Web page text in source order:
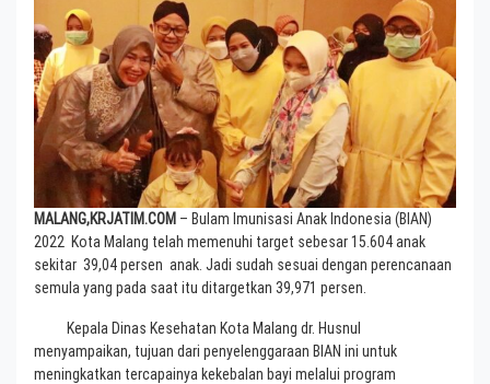
MALANG,KRJATIM.COM – Bulam Imunisasi Anak Indonesia (BIAN)
2022 Kota Malang telah memenuhi target sebesar 15.604 anak
sekitar 39,04 persen anak. Jadi sudah sesuai dengan perencanaan
semula yang pada saat itu ditargetkan 39,971 persen.
Kepala Dinas Kesehatan Kota Malang dr. Husnul
menyampaikan, tujuan dari penyelenggaraan BIAN ini untuk
meningkatkan tercapainya kekebalan bayi melalui program